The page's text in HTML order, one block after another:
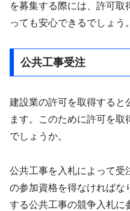
を募集する際には、許可取
っても安心できるでしょう。
公共工事受注
建設業の許可を取得すると
ます。このために許可を
でしょうか。
公共工事を入札によって受
の参加資格を得なければな
する公共工事の競争入札に